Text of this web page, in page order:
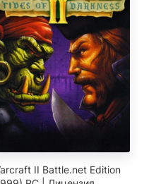
II Battle.net Edition